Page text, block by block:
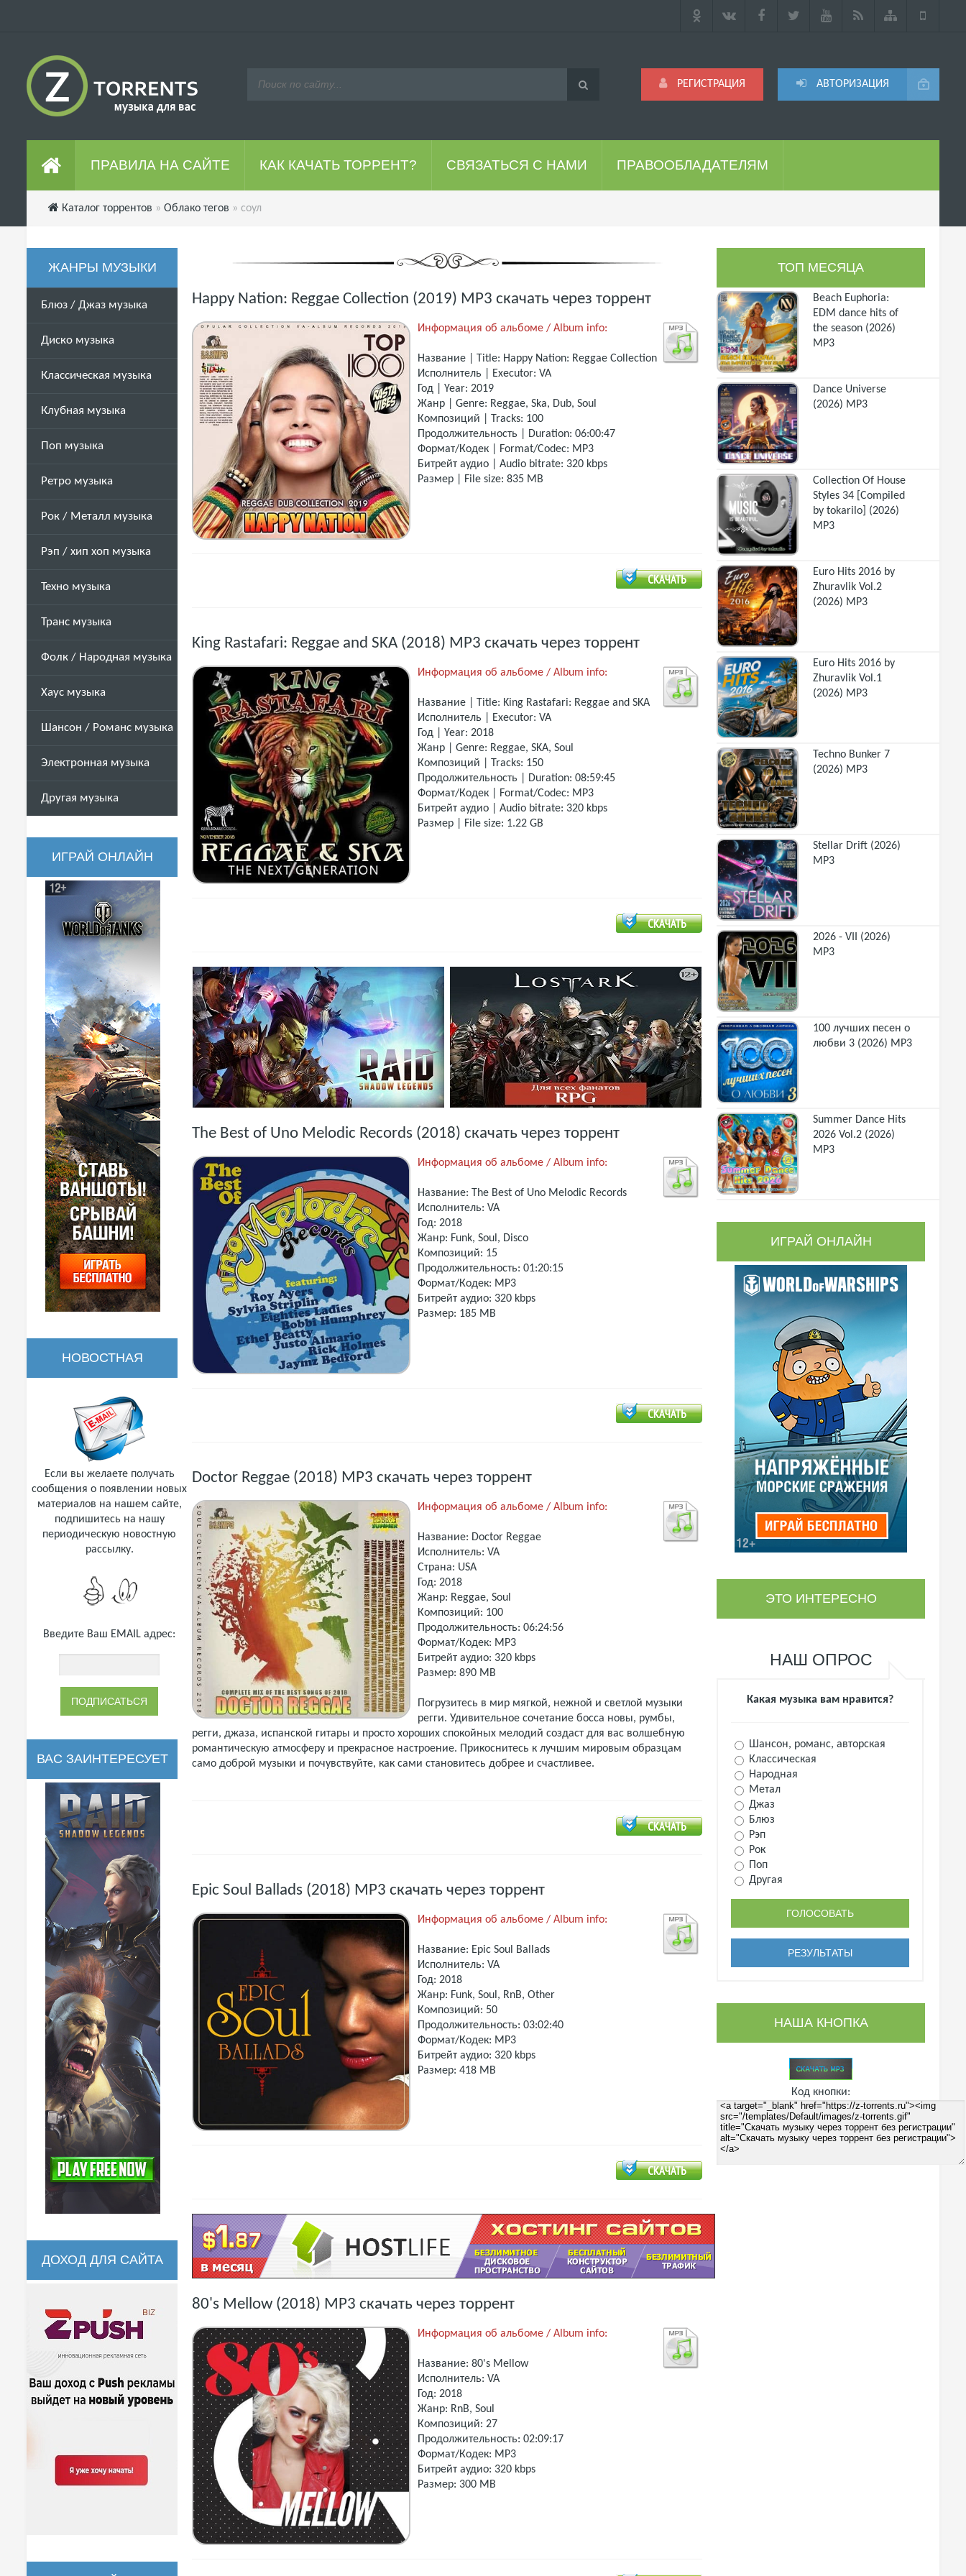
АВТОРИЗАЦИЯ
РЕГИСТРАЦИЯ
ПРАВИЛА НА САЙТЕ КАК КАЧАТЬ ТОРРЕНТ? СВЯЗАТЬСЯ С НАМИ ПРАВООБЛАДАТЕЛЯМ
Каталог торрентов » Облако тегов » соул
ЖАНРЫ МУЗЫКИ
Блюз / Джаз музыка
Диско музыка
Классическая музыка
Клубная музыка
Поп музыка
Ретро музыка
Рок / Металл музыка
Рэп / хип хоп музыка
Техно музыка
Транс музыка
Фолк / Народная музыка
Хаус музыка
Шансон / Романс музыка
Электронная музыка
Другая музыка
ИГРАЙ ОНЛАЙН
НОВОСТНАЯ
РАССЫЛКА
Если вы желаете получать
сообщения о появлении новых
материалов на нашем сайте,
подпишитесь на нашу
периодическую новостную
рассылку.
Введите Ваш EMAIL адрес:
ВАС ЗАИНТЕРЕСУЕТ
ДОХОД ДЛЯ САЙТА
Happy Nation: Reggae Collection (2019) MP3 скачать через торрент
Информация об альбоме / Album info:
Название | Title: Happy Nation: Reggae Collection
Исполнитель | Executor: VA
Год | Year: 2019
Жанр | Genre: Reggae, Ska, Dub, Soul
Композиций | Tracks: 100
Продолжительность | Duration: 06:00:47
Формат/Кодек | Format/Codec: MP3
Битрейт аудио | Audio bitrate: 320 kbps
Размер | File size: 835 MB
King Rastafari: Reggae and SKA (2018) MP3 скачать через торрент
Информация об альбоме / Album info:
Название | Title: King Rastafari: Reggae and SKA
Исполнитель | Executor: VA
Год | Year: 2018
Жанр | Genre: Reggae, SKA, Soul
Композиций | Tracks: 150
Продолжительность | Duration: 08:59:45
Формат/Кодек | Format/Codec: MP3
Битрейт аудио | Audio bitrate: 320 kbps
Размер | File size: 1.22 GB
The Best of Uno Melodic Records (2018) скачать через торрент
Информация об альбоме / Album info:
Название: The Best of Uno Melodic Records
Исполнитель: VA
Год: 2018
Жанр: Funk, Soul, Disco
Композиций: 15
Продолжительность: 01:20:15
Формат/Кодек: MP3
Битрейт аудио: 320 kbps
Размер: 185 MB
Doctor Reggae (2018) MP3 скачать через торрент
Информация об альбоме / Album info:
Название: Doctor Reggae
Исполнитель: VA
Страна: USA
Год: 2018
Жанр: Reggae, Soul
Композиций: 100
Продолжительность: 06:24:56
Формат/Кодек: MP3
Битрейт аудио: 320 kbps
Размер: 890 MB
Погрузитесь в мир мягкой, нежной и светлой музыки
регги. Удивительное сочетание босса новы, румбы,
регги, джаза, испанской гитары и просто хороших спокойных мелодий создаст для вас волшебную
романтическую атмосферу и прекрасное настроение. Прикоснитесь к лучшим мировым образцам
само доброй музыки и почувствуйте, как сами становитесь добрее и счастливее.
Epic Soul Ballads (2018) MP3 скачать через торрент
Информация об альбоме / Album info:
Название: Epic Soul Ballads
Исполнитель: VA
Год: 2018
Жанр: Funk, Soul, RnB, Other
Композиций: 50
Продолжительность: 03:02:40
Формат/Кодек: MP3
Битрейт аудио: 320 kbps
Размер: 418 MB
80's Mellow (2018) MP3 скачать через торрент
Информация об альбоме / Album info:
Название: 80's Mellow
Исполнитель: VA
Год: 2018
Жанр: RnB, Soul
Композиций: 27
Продолжительность: 02:09:17
Формат/Кодек: MP3
Битрейт аудио: 320 kbps
Размер: 300 MB
ТОП МЕСЯЦА
Beach Euphoria:
EDM dance hits of
the season (2026)
MP3
Dance Universe
(2026) MP3
Collection Of House
Styles 34 [Compiled
by tokarilo] (2026)
MP3
Euro Hits 2016 by
Zhuravlik Vol.2
(2026) MP3
Euro Hits 2016 by
Zhuravlik Vol.1
(2026) MP3
Techno Bunker 7
(2026) MP3
Stellar Drift (2026)
MP3
2026 - VII (2026)
MP3
100 лучших песен о
любви 3 (2026) MP3
Summer Dance Hits
2026 Vol.2 (2026)
MP3
ИГРАЙ ОНЛАЙН
ЭТО ИНТЕРЕСНО
НАШ ОПРОС
Какая музыка вам нравится?
Шансон, романс, авторская
Классическая
Народная
Метал
Джаз
Блюз
Рэп
Рок
Поп
Другая
НАША КНОПКА
Код кнопки: